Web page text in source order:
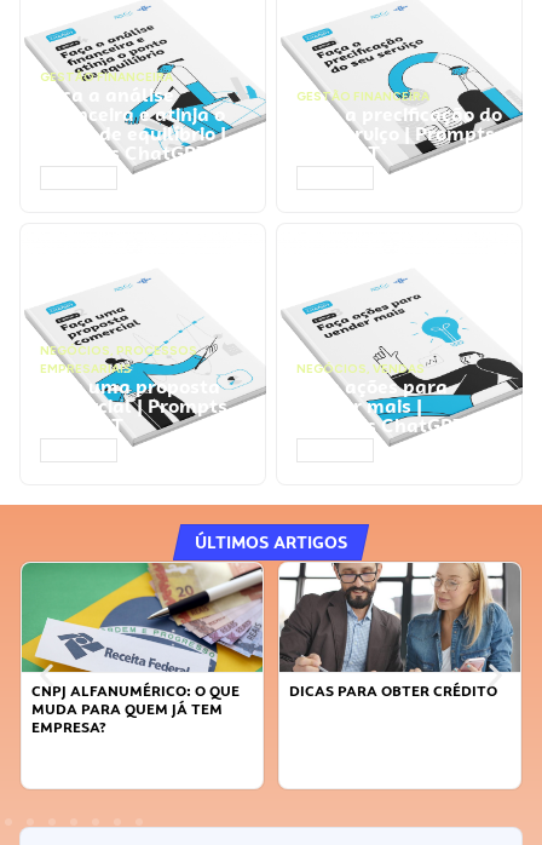
GESTÃO FINANCEIRA
Faça a análise
financeira e atinja o
ponto de equilíbrio |
Prompts ChatGPT
GESTÃO FINANCEIRA
Faça a precificação do
seu serviço | Prompts
ChatGPT
NEGÓCIOS, PROCESSOS
EMPRESARIAIS
Faça uma proposta
comercial | Prompts
ChatGPT
NEGÓCIOS, VENDAS
Faça ações para
vender mais |
Prompts ChatGPT
ÚLTIMOS ARTIGOS
CNPJ ALFANUMÉRICO: O QUE
MUDA PARA QUEM JÁ TEM
EMPRESA?
DICAS PARA OBTER CRÉDITO